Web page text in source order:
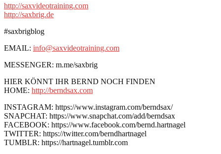
http://saxvideotraining.com
http://saxbrig.de
#saxbrigblog
EMAIL: info@saxvideotraining.com
MESSENGER: m.me/saxbrig
HIER KÖNNT IHR BERND NOCH FINDEN
HOME: http://berndsax.com
INSTAGRAM: https://www.instagram.com/berndsax/
SNAPCHAT: https://www.snapchat.com/add/berndsax
FACEBOOK: https://www.facebook.com/bernd.hartnagel
TWITTER: https://twitter.com/berndhartnagel
TUMBLR: https://hartnagel.tumblr.com